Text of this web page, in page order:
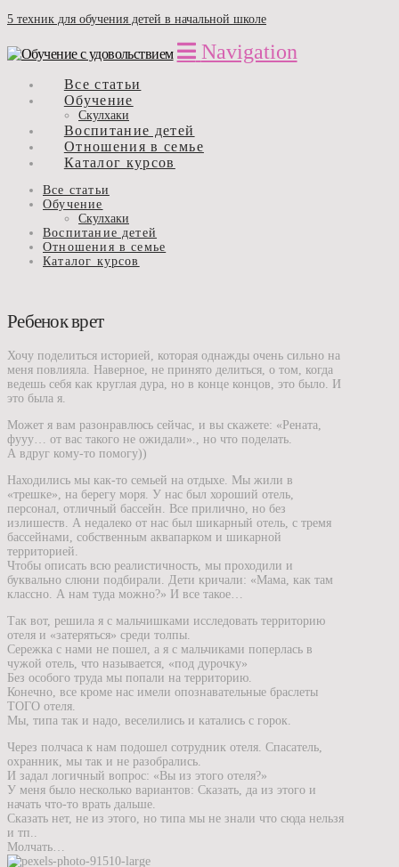
5 техник для обучения детей в начальной школе
Navigation
Все статьи
Обучение
Скулхаки
Воспитание детей
Отношения в семье
Каталог курсов
Все статьи
Обучение
Скулхаки
Воспитание детей
Отношения в семье
Каталог курсов
Ребенок врет
Хочу поделиться историей, которая однажды очень сильно на
меня повлияла. Наверное, не принято делиться, о том, когда
ведешь себя как круглая дура, но в конце концов, это было. И
это была я.
Может я вам разонравлюсь сейчас, и вы скажете: «Рената,
фууу… от вас такого не ожидали»., но что поделать.
А вдруг кому-то помогу))
Находились мы как-то семьей на отдыхе. Мы жили в
«трешке», на берегу моря. У нас был хороший отель,
персонал, отличный бассейн. Все прилично, но без
излишеств. А недалеко от нас был шикарный отель, с тремя
бассейнами, собственным аквапарком и шикарной
территорией.
Чтобы описать всю реалистичность, мы проходили и
буквально слюни подбирали. Дети кричали: «Мама, как там
классно. А нам туда можно?» И все такое…
Так вот, решила я с мальчишками исследовать территорию
отеля и «затеряться» среди толпы.
Сережка с нами не пошел, а я с мальчиками поперлась в
чужой отель, что называется, «под дурочку»
Без особого труда мы попали на территорию.
Конечно, все кроме нас имели опознавательные браслеты
ТОГО отеля.
Мы, типа так и надо, веселились и катались с горок.
Через полчаса к нам подошел сотрудник отеля. Спасатель,
охранник, мы так и не разобрались.
И задал логичный вопрос: «Вы из этого отеля?»
У меня было несколько вариантов: Сказать, да из этого и
начать что-то врать дальше.
Сказать нет, не из этого, но типа мы не знали что сюда нельзя
и тп..
Молчать…